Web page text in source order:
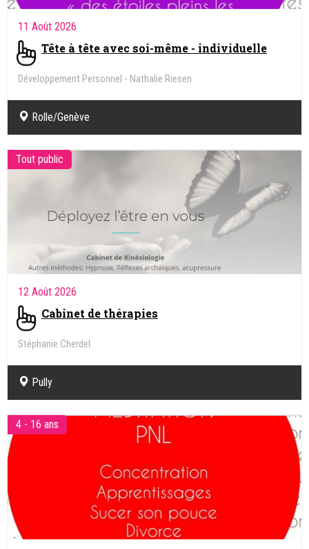
11 Août 2026
Tête à tête avec soi-même - individuelle
Développement Personnel - Nathalie Riesen
Rolle/Genève
Tout public
12 Août 2026
Cabinet de thérapies
Stéphanie Cherdel
Pully
4 - 16 ans